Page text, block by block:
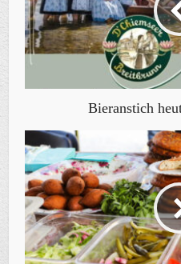
Bieranstich